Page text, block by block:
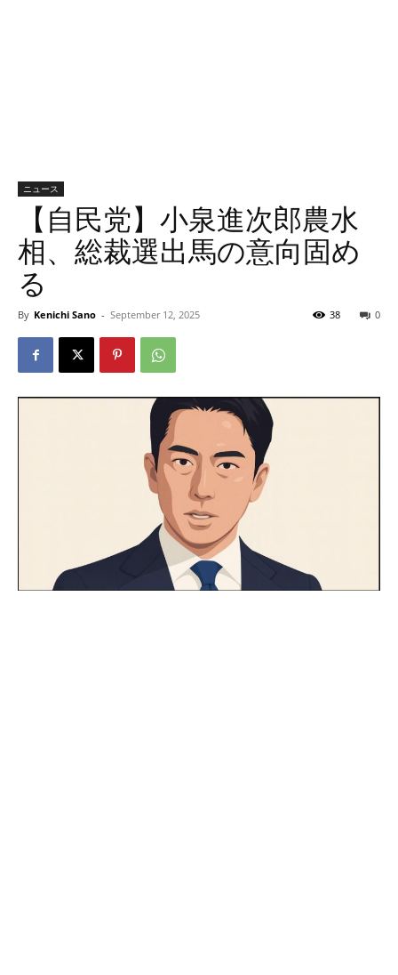
ニュース
【自民党】小泉進次郎農水
相、総裁選出馬の意向固め
る
By Kenichi Sano - September 12, 2025 0
38